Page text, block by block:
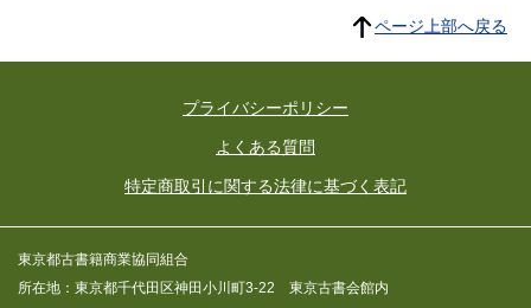
ページ上部へ戻る
プライバシーポリシー
よくある質問
特定商取引に関する法律に基づく表記
東京都古書籍商業協同組合
所在地：東京都千代田区神田小川町3-22 東京古書会館内